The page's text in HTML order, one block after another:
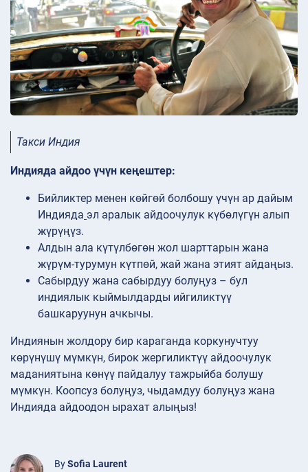
Такси Индия
Индияда айдоо үчүн кеңештер:
Бийликтер менен көйгөй болбошу үчүн ар дайым
Индияда эл аралык айдоочулук күбөлүгүн алып
жүрүңүз.
Алдын ала күтүлбөгөн жол шарттарын жана
жүрүм-турумун күтпөй, жай жана этият айдаңыз.
Сабырдуу жана сабырдуу болуңуз – бул
индиялык кыймылдарды ийгиликтүү
башкаруунун ачкычы.
Индиянын жолдору бир караганда коркунучтуу
көрүнүшү мүмкүн, бирок жергиликтүү айдоочулук
маданиятына көнүү пайдалуу тажрыйба болушу
мүмкүн. Коопсуз болуңуз, чыдамдуу болуңуз жана
Индияда айдоодон ырахат алыңыз!
BySofia Laurent